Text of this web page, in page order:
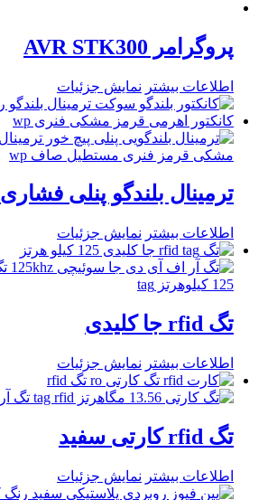
پروگرامر AVR STK300
اطلاعات بیشتر نمایش جزئیات
ترمینال بلندگو پنلی فشاری
اطلاعات بیشتر نمایش جزئیات
تگ rfid جا کلیدی
اطلاعات بیشتر نمایش جزئیات
تگ rfid کارتی سفید
اطلاعات بیشتر نمایش جزئیات